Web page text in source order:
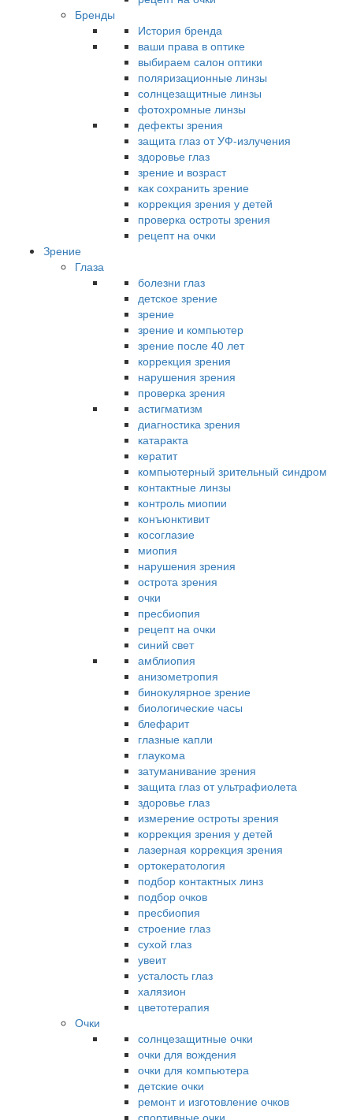
Бренды
История бренда
ваши права в оптике
выбираем салон оптики
поляризационные линзы
солнцезащитные линзы
фотохромные линзы
дефекты зрения
защита глаз от УФ-излучения
здоровье глаз
зрение и возраст
как сохранить зрение
коррекция зрения у детей
проверка остроты зрения
рецепт на очки
Зрение
Глаза
болезни глаз
детское зрение
зрение
зрение и компьютер
зрение после 40 лет
коррекция зрения
нарушения зрения
проверка зрения
астигматизм
диагностика зрения
катаракта
кератит
компьютерный зрительный синдром
контактные линзы
контроль миопии
конъюнктивит
косоглазие
миопия
нарушения зрения
острота зрения
очки
пресбиопия
рецепт на очки
синий свет
амблиопия
анизометропия
бинокулярное зрение
биологические часы
блефарит
глазные капли
глаукома
затуманивание зрения
защита глаз от ультрафиолета
здоровье глаз
измерение остроты зрения
коррекция зрения у детей
лазерная коррекция зрения
ортокератология
подбор контактных линз
подбор очков
пресбиопия
строение глаз
сухой глаз
увеит
усталость глаз
халязион
цветотерапия
Очки
солнцезащитные очки
очки для вождения
очки для компьютера
детские очки
ремонт и изготовление очков